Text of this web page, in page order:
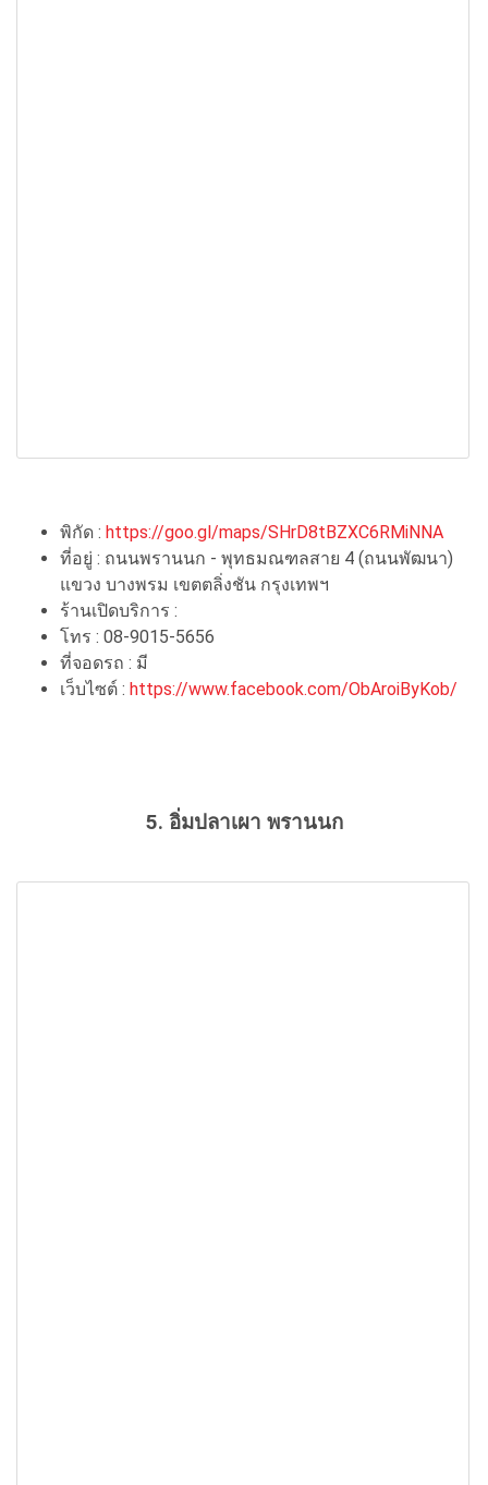
พิกัด : https://goo.gl/maps/SHrD8tBZXC6RMiNNA
ที่อยู่ : ถนนพรานนก - พุทธมณฑลสาย 4 (ถนนพัฒนา)
แขวง บางพรม เขตตลิ่งชัน กรุงเทพฯ
ร้านเปิดบริการ :
โทร : 08-9015-5656
ที่จอดรถ : มี
เว็บไซต์ : https://www.facebook.com/ObAroiByKob/
5. อิ่มปลาเผา พรานนก